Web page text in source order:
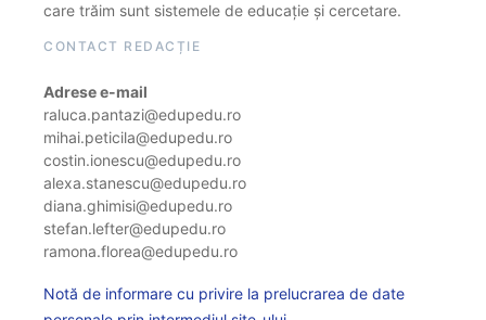
care trăim sunt sistemele de educație și cercetare.
CONTACT REDACȚIE
Adrese e-mail
raluca.pantazi@edupedu.ro
mihai.peticila@edupedu.ro
costin.ionescu@edupedu.ro
alexa.stanescu@edupedu.ro
diana.ghimisi@edupedu.ro
stefan.lefter@edupedu.ro
ramona.florea@edupedu.ro
Notă de informare cu privire la prelucrarea de date